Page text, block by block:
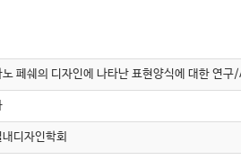
노 페쉐의 디자인에 나타난 표현양식에 대한
디자인학회